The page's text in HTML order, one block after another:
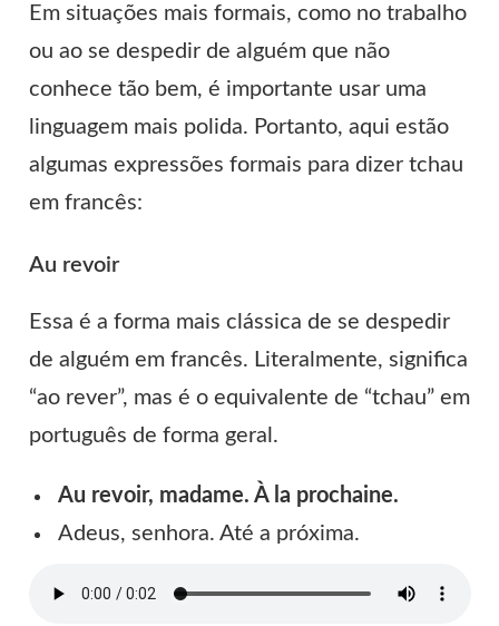
Em situações mais formais, como no trabalho
ou ao se despedir de alguém que não
conhece tão bem, é importante usar uma
linguagem mais polida. Portanto, aqui estão
algumas expressões formais para dizer tchau
em francês:
Au revoir
Essa é a forma mais clássica de se despedir
de alguém em francês. Literalmente, significa
“ao rever”, mas é o equivalente de “tchau” em
português de forma geral.
Au revoir, madame. À la prochaine.
Adeus, senhora. Até a próxima.